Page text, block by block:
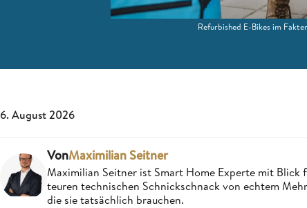
Refurbished E-Bikes im
6. August 2026
VonMaximilian Seitner
Maximilian Seitner ist Smart Home Experte mit
teuren technischen Schnickschnack von echtem
die sie tatsächlich brauchen.